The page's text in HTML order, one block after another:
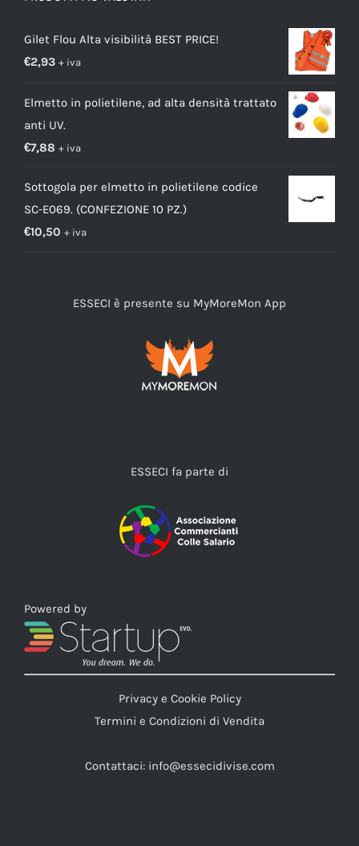
Gilet Flou Alta visibilità BEST PRICE!
€2,93 + iva
Elmetto in polietilene, ad alta densità trattato
anti UV.
€7,88 + iva
Sottogola per elmetto in polietilene codice
SC-E069. (CONFEZIONE 10 PZ.)
€10,50 + iva
ESSECI è presente su MyMoreMon App
ESSECI fa parte di
Powered by
Privacy e Cookie Policy
Termini e Condizioni di Vendita
Contattaci: info@essecidivise.com